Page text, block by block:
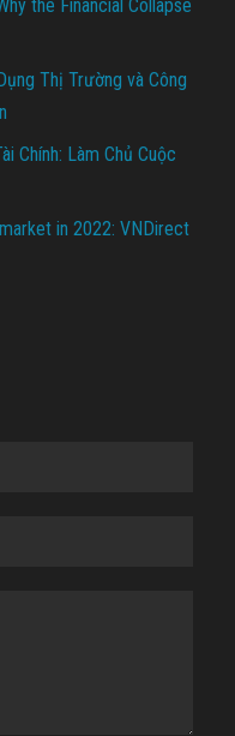
the Financial Collapse
Thị Trường và Công
Chính: Làm Chủ Cuộc
in 2022: VNDirect